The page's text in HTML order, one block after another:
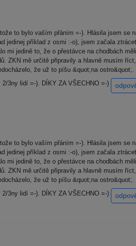
to bylo vaším přáním =-). Hlásila jsem se
jedinej příklad z osmi :-o), jsem začala
jedině to, že o přestávce na chodbách
ZKN mě určitě připravily a hlavně musím
že už to píšu &quot;na ostro&quot;.
3ny lidí =-). DÍKY ZA VŠECHNO =-)
to bylo vaším přáním =-). Hlásila jsem se
jedinej příklad z osmi :-o), jsem začala
jedině to, že o přestávce na chodbách
ZKN mě určitě připravily a hlavně musím
že už to píšu &quot;na ostro&quot;.
3ny lidí =-). DÍKY ZA VŠECHNO =-)